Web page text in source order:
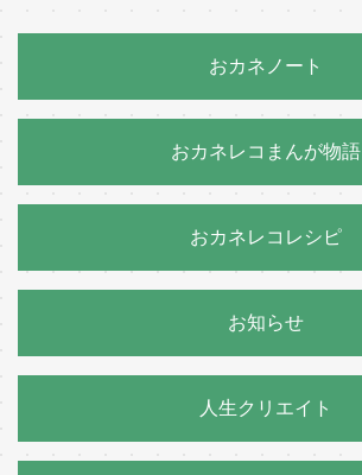
おカネノート
おカネレコまんが物語
おカネレコレシピ
お知らせ
人生クリエイト